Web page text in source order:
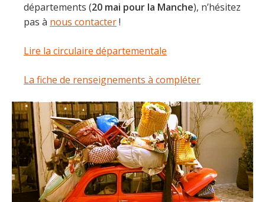
départements (20 mai pour la Manche), n’hésitez
pas à nous contacter!
Lire la circulaire départementale
La fiche de renseignements à compléter